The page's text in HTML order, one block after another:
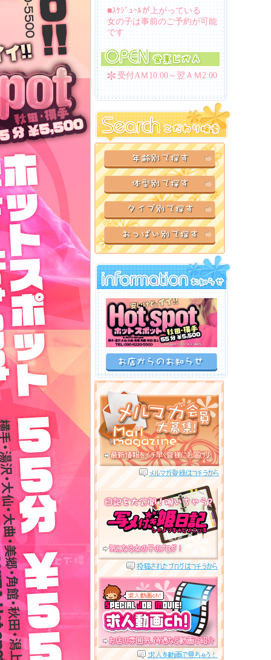
■ｽｹｼﾞｭｰﾙが上がっている
女の子は事前のご予約が可能
です
受付AＭ10:00～翌ＡＭ2:00